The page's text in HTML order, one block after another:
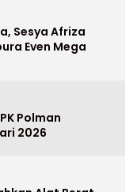
Sesya Afriza
Even Mega
Polman
2026